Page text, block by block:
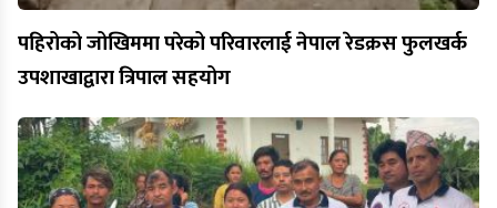
पहिरोको जोखिममा परेको परिवारलाई नेपाल रेडक्रस फुलखर्क
उपशाखाद्वारा त्रिपाल सहयोग